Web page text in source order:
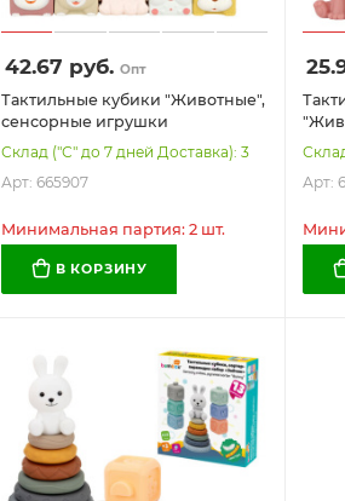
42.67 руб. Опт
Тактильные кубики "Животные",
сенсорные игрушки
развивающие, ЭКО, 12 штук,
BAMBOX BABY (БАМБОКС
БЭБИ), 665907
Склад ("С" до 7 дней Доставка): 3
Арт: 665907
Минимальная партия: 2 шт.
В КОРЗИНУ
Арт: